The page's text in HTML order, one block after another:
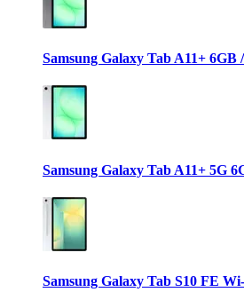
Samsung Galaxy Tab A11+ 6GB
Samsung Galaxy Tab A11+ 5G
Samsung Galaxy Tab S10 FE